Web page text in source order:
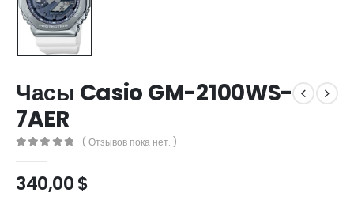
Часы Casio GM-2100WS-
7AER
( Отзывов пока нет. )
340,00$